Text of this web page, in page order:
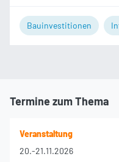
Bauinvestitionen
Termine zum Thema
Veranstaltung
20.-21.11.2026